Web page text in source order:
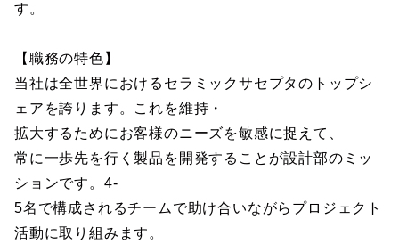
す。
【職務の特色】
当社は全世界におけるセラミックサセプタのトップシ
ェアを誇ります。これを維持・
拡大するためにお客様のニーズを敏感に捉えて、
常に一歩先を行く製品を開発することが設計部のミッ
ションです。4-
5名で構成されるチームで助け合いながらプロジェクト
活動に取り組みます。